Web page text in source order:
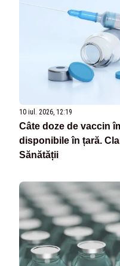
10 iul. 2026, 12:19
Câte doze de vaccin
disponibile în țară.
Sănătății